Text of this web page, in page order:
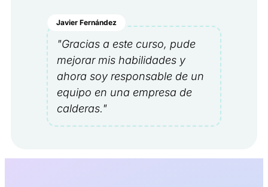
Javier Fernández
"Gracias a este curso, pude
mejorar mis habilidades y
ahora soy responsable de un
equipo en una empresa de
calderas."